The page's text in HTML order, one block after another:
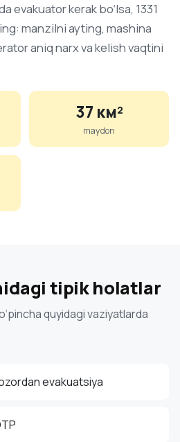
evakuator kerak bo‘lsa, 1331
manzilni ayting, mashina
aniq narx va kelish vaqtini
37 км²
maydon
tipik holatlar
quyidagi vaziyatlarda
evakuatsiya